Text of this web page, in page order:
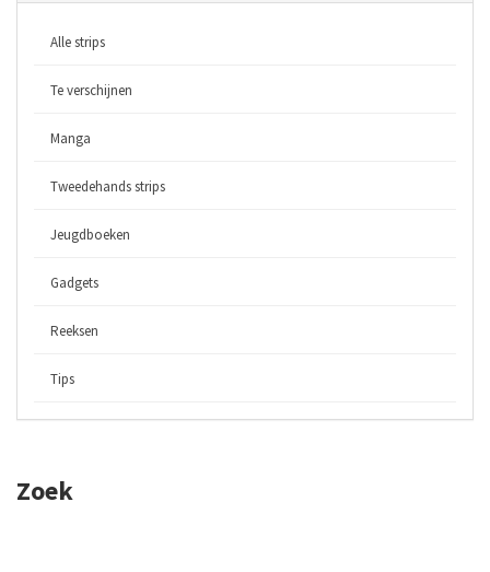
Alle strips
Te verschijnen
Manga
Tweedehands strips
Jeugdboeken
Gadgets
Reeksen
Tips
Zoek